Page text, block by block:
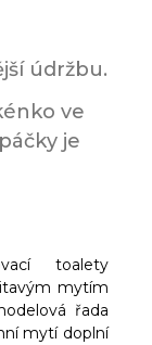
údržbu.
ve
je
toalety
mytím
řada
mytí doplní